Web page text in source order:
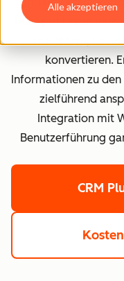
Alle akzeptieren
HubSpot bietet eine
erleichtern,
konvertieren.
Informationen zu den
zielführend
Integration mit
Benutzerführung
CRM